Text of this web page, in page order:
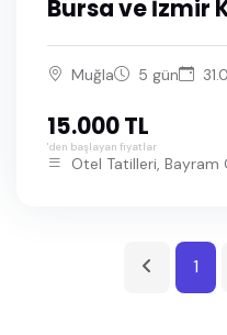
Bursa ve İzmir
Muğla 5 gün
15.000 TL
'den başlayan fiyatlar
Otel Tatilleri, Bayram
1